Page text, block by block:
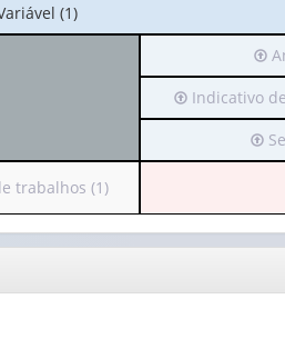
(1)
Irá
o
Irá
para
cabeçalho
1
valor):
Indicativo
Indicativo
Irá
para
trabalhos (1)